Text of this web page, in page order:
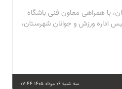
با همراهی معاون فنی باشگاه
ورزش و جوانان شهرستان،
سه شنبه 06 مرداد 1405 07:44